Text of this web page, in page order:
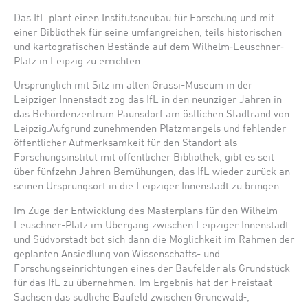
Das IfL plant einen Institutsneubau für Forschung und mit
einer Bibliothek für seine umfangreichen, teils historischen
und kartografischen Bestände auf dem Wilhelm‐Leuschner‐
Platz in Leipzig zu errichten.
Ursprünglich mit Sitz im alten Grassi-Museum in der
Leipziger Innenstadt zog das IfL in den neunziger Jahren in
das Behördenzentrum Paunsdorf am östlichen Stadtrand von
Leipzig.Aufgrund zunehmenden Platzmangels und fehlender
öffentlicher Aufmerksamkeit für den Standort als
Forschungsinstitut mit öffentlicher Bibliothek, gibt es seit
über fünfzehn Jahren Bemühungen, das IfL wieder zurück an
seinen Ursprungsort in die Leipziger Innenstadt zu bringen.
Im Zuge der Entwicklung des Masterplans für den Wilhelm-
Leuschner-Platz im Übergang zwischen Leipziger Innenstadt
und Südvorstadt bot sich dann die Möglichkeit im Rahmen der
geplanten Ansiedlung von Wissenschafts- und
Forschungseinrichtungen eines der Baufelder als Grundstück
für das IfL zu übernehmen. Im Ergebnis hat der Freistaat
Sachsen das südliche Baufeld zwischen Grünewald‐,